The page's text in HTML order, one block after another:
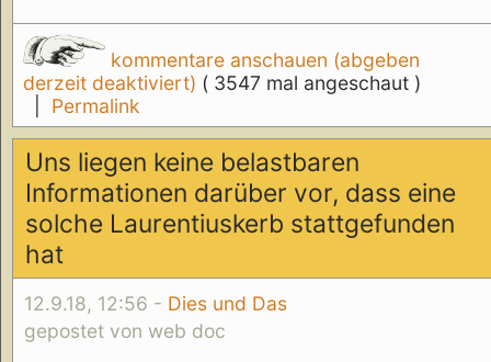
kommentare anschauen (abgeben
derzeit deaktiviert) ( 3547 mal angeschaut )
Permalink
Uns liegen keine belastbaren
Informationen darüber vor, dass eine
solche Laurentiuskerb stattgefunden
hat
12.9.18, 12:56 - Dies und Das
gepostet von web doc